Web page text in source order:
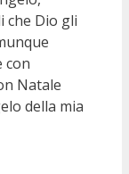
che Dio gli
con
Natale
della mia